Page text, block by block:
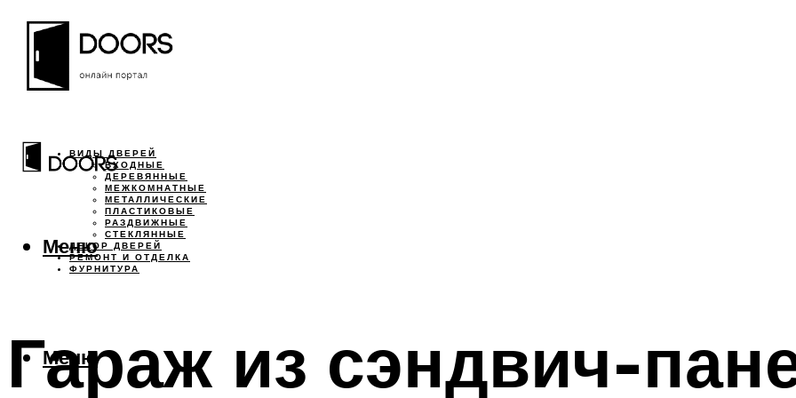
ВИДЫ ДВЕРЕЙ
ВХОДНЫЕ
ДЕРЕВЯННЫЕ
МЕЖКОМНАТНЫЕ
МЕТАЛЛИЧЕСКИЕ
ПЛАСТИКОВЫЕ
РАЗДВИЖНЫЕ
СТЕКЛЯННЫЕ
ДЕКОР ДВЕРЕЙ
РЕМОНТ И ОТДЕЛКА
ФУРНИТУРА
Меню
Меню
Гараж из сэндвич-